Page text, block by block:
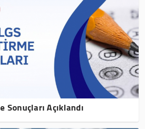
Sonuçları Açıklandı